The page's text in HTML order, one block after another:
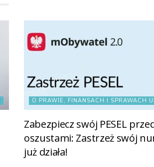
O PRAWIE, FINANSACH I SPRAWACH
Zabezpiecz swój PESEL
oszustami: Zastrzeż swój
już działa!